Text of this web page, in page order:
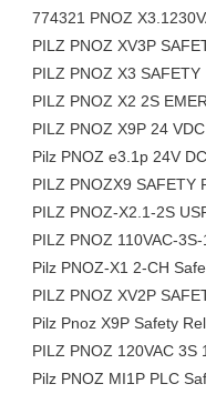
774321 PNOZ
PILZ PNOZ XV3P
PILZ PNOZ X3 SAFETY
PILZ PNOZ X2 2S
PILZ PNOZ X9P 24
Pilz PNOZ e3.1p 24V
PILZ PNOZX9 SAFETY
PILZ PNOZ-X2.1-2S
PILZ PNOZ 110VAC-3S-
Pilz PNOZ-X1 2-CH
PILZ PNOZ XV2P
Pilz Pnoz X9P Safety
PILZ PNOZ 120VAC 3S
Pilz PNOZ MI1P PLC